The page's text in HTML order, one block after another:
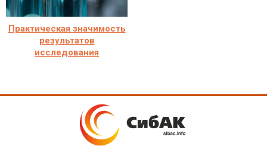
Практическая значимость
результатов
исследования